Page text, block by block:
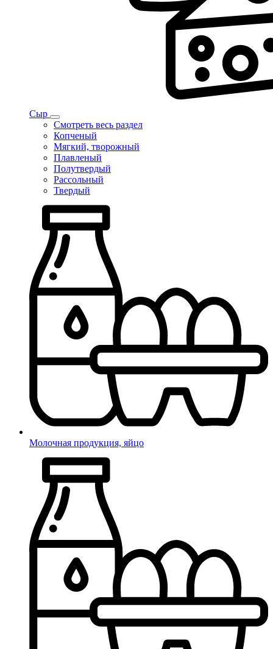
Сыр
Смотреть весь раздел
Копченый
Мягкий, творожный
Плавленый
Полутвердый
Рассольный
Твердый
Молочная продукция, яйцо